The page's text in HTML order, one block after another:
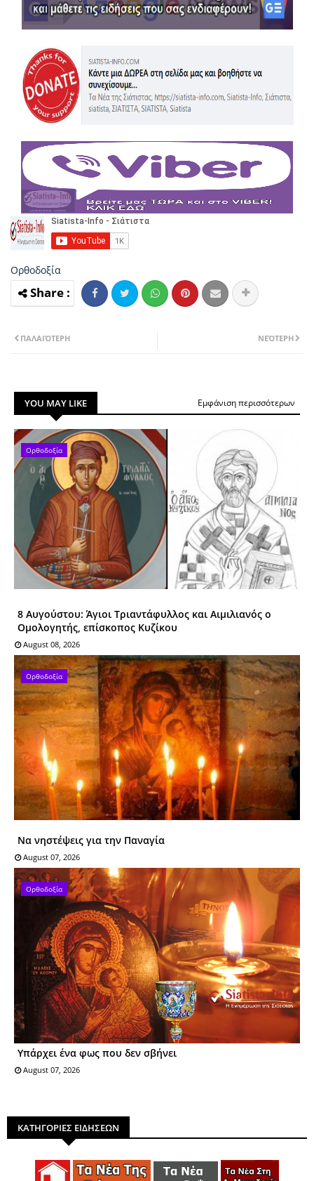
Ορθοδοξία
ΝΕΌΤΕΡΗ
ΠΑΛΑΙΌΤΕΡΗ
YOU MAY LIKE Εμφάνιση περισσότερων
Ορθοδοξία
8 Αυγούστου: Άγιοι Tριαντάφυλλος και Αιμιλιανός ο
Ομολογητής, επίσκοπος Κυζίκου
August 08, 2026
Ορθοδοξία
Να νηστέψεις για την Παναγία
August 07, 2026
Ορθοδοξία
Υπάρχει ένα φως που δεν σβήνει
August 07, 2026
ΚΑΤΗΓΟΡΙΕΣ ΕΙΔΗΣΕΩΝ